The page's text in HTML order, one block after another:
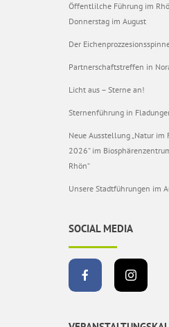
Öffentlilche Führung im
Donnerstag im August
Der
Partnerschaftstreffen in
Licht aus – Sterne an!
Sternenführung in
Neue Ausstellung „Natur im
2026“ im
Rhön“
Unsere Stadtführungen im
SOCIAL MEDIA